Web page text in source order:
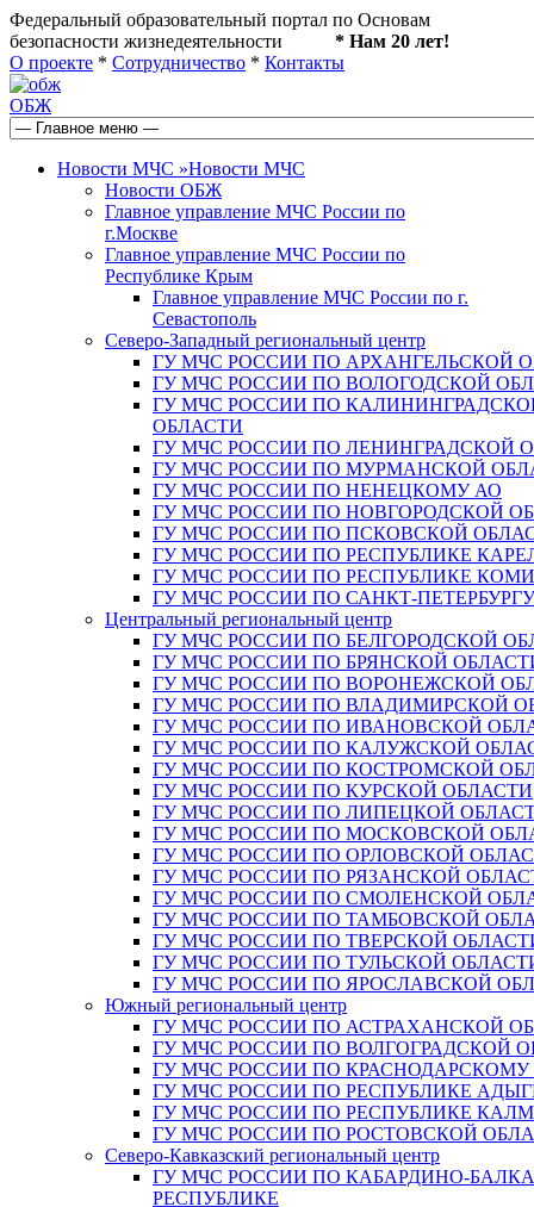
Федеральный образовательный портал по Основам
безопасности жизнедеятельности * Нам 20 лет!
О проекте * Сотрудничество * Контакты
ОБЖ
Новости МЧС »Новости МЧС
Новости ОБЖ
Главное управление МЧС России по
г.Москве
Главное управление МЧС России по
Республике Крым
Главное управление МЧС России по г.
Севастополь
Северо-Западный региональный центр
ГУ МЧС РОССИИ ПО АРХАНГЕЛЬСКОЙ
ГУ МЧС РОССИИ ПО ВОЛОГОДСКОЙ
ГУ МЧС РОССИИ ПО
ОБЛАСТИ
ГУ МЧС РОССИИ ПО ЛЕНИНГРАДСКОЙ
ГУ МЧС РОССИИ ПО МУРМАНСКОЙ
ГУ МЧС РОССИИ ПО НЕНЕЦКОМУ АО
ГУ МЧС РОССИИ ПО НОВГОРОДСКОЙ
ГУ МЧС РОССИИ ПО ПСКОВСКОЙ
ГУ МЧС РОССИИ ПО РЕСПУБЛИКЕ
ГУ МЧС РОССИИ ПО РЕСПУБЛИКЕ КОМИ
ГУ МЧС РОССИИ ПО САНКТ-ПЕТЕРБУРГУ
Центральный региональный центр
ГУ МЧС РОССИИ ПО БЕЛГОРОДСКОЙ
ГУ МЧС РОССИИ ПО БРЯНСКОЙ
ГУ МЧС РОССИИ ПО ВОРОНЕЖСКОЙ
ГУ МЧС РОССИИ ПО ВЛАДИМИРСКОЙ
ГУ МЧС РОССИИ ПО ИВАНОВСКОЙ
ГУ МЧС РОССИИ ПО КАЛУЖСКОЙ
ГУ МЧС РОССИИ ПО КОСТРОМСКОЙ
ГУ МЧС РОССИИ ПО КУРСКОЙ ОБЛАСТИ
ГУ МЧС РОССИИ ПО ЛИПЕЦКОЙ
ГУ МЧС РОССИИ ПО МОСКОВСКОЙ
ГУ МЧС РОССИИ ПО ОРЛОВСКОЙ
ГУ МЧС РОССИИ ПО РЯЗАНСКОЙ
ГУ МЧС РОССИИ ПО СМОЛЕНСКОЙ
ГУ МЧС РОССИИ ПО ТАМБОВСКОЙ
ГУ МЧС РОССИИ ПО ТВЕРСКОЙ
ГУ МЧС РОССИИ ПО ТУЛЬСКОЙ
ГУ МЧС РОССИИ ПО ЯРОСЛАВСКОЙ
Южный региональный центр
ГУ МЧС РОССИИ ПО АСТРАХАНСКОЙ
ГУ МЧС РОССИИ ПО ВОЛГОГРАДСКОЙ
ГУ МЧС РОССИИ ПО
ГУ МЧС РОССИИ ПО РЕСПУБЛИКЕ
ГУ МЧС РОССИИ ПО РЕСПУБЛИКЕ
ГУ МЧС РОССИИ ПО РОСТОВСКОЙ
Северо-Кавказский региональный центр
ГУ МЧС РОССИИ ПО КАБАРДИНО-
РЕСПУБЛИКЕ